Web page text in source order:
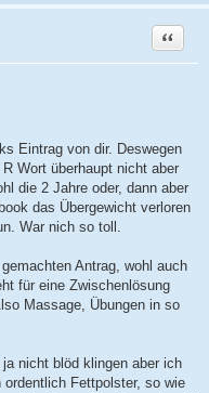
Zitat
Eintrag von dir. Deswegen
Wort überhaupt nicht aber
die 2 Jahre oder, dann aber
das Übergewicht verloren
War nich so toll.
Antrag, wohl auch
für eine Zwischenlösung
Massage, Übungen in so
nicht blöd klingen aber ich
Fettpolster, so wie